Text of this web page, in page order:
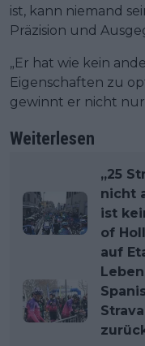
ist, kann niemand
Präzision und
„Er hat wie kein
Eigenschaften zu
gewinnt er nicht nur
Weiterlesen
„25
nicht
ist
of
auf